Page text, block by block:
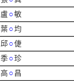
盧 ○敏
葉○均
邱○倢
季○珍
高 ○ 昌